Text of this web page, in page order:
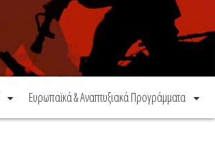
Ευρωπαϊκά & Αναπτυξιακά Προγράμματα